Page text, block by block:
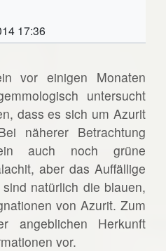
17:36
vor einigen Monaten
untersucht
dass es sich um Azurit
näherer Betrachtung
auch noch grüne
aber das Auffällige
natürlich die blauen,
von Azurit. Zum
angeblichen Herkunft
vor.